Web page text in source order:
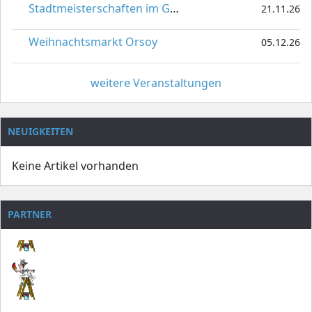
Stadtmeisterschaften im Gardetanz 21.11.26
Weihnachtsmarkt Orsoy 05.12.26
weitere Veranstaltungen
NEUIGKEITEN
Keine Artikel vorhanden
PARTNER